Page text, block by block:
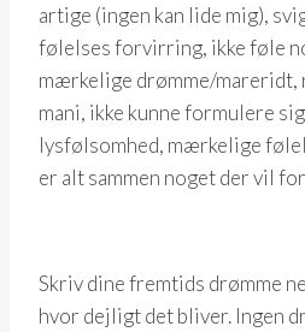
artige (ingen kan lide mig),
følelses forvirring, ikke føle
mærkelige drømme/mareridt,
mani, ikke kunne formulere
lysfølsomhed, mærkelige
er alt sammen noget der vil
Skriv dine fremtids drømme
hvor dejligt det bliver. Ingen